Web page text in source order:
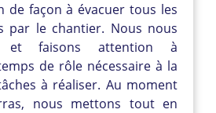
de façon à évacuer tous les
par le chantier. Nous nous
et faisons attention à
de rôle nécessaire à la
à réaliser. Au moment
nous mettons tout en